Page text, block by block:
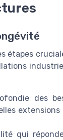
étapes
des
qui